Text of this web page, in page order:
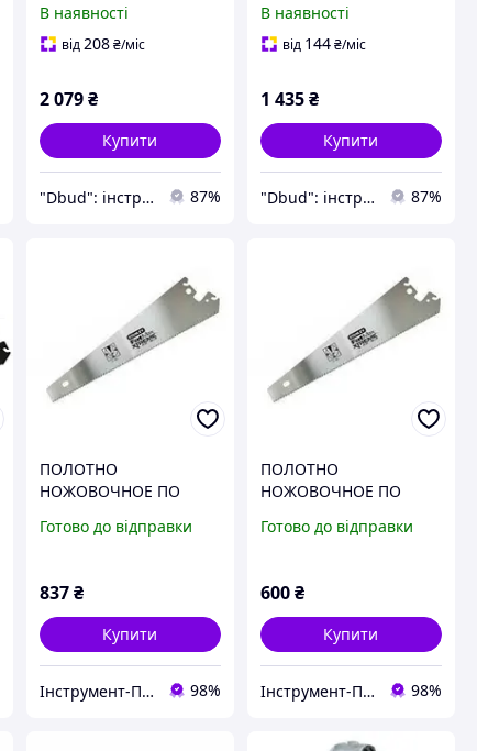
гипсокартону з
покриттям "Blade
В наявності
від 208 ₴/міс
2 079 ₴
Купити
"Dbud": інструменти та побутова техніка для Вас! 87%
В наявності
від 144₴/міс
1 435₴
Купити
"Dbud": інструменти та побутова техніка для Вас! 87%
ПОЛОТНО
НОЖОВОЧНОЕ ПО
"FATMAX XTREME HEAVY
Готово до відправки
837 ₴
Купити
Інструмент-Про 98%
ПОЛОТНО
НОЖОВОЧНОЕ ПО
"FATMAX XTREME HEAVY
Готово до відправки
600₴
Купити
Інструмент-Про 98%